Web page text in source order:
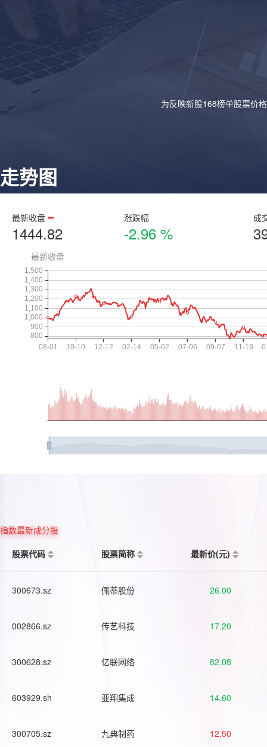
为反映新股168榜单股票价
走势图
最新收盘
1444.82
涨跌幅
-2.96 %
成
指数最新成分股
股票代码
股票简称 最新价(元)
300673.sz 佩蒂股份 26.00
002866.sz 传艺科技 17.20
300628.sz 亿联网络 82.08
603929.sh 亚翔集成 14.60
300705.sz 九典制药 12.50